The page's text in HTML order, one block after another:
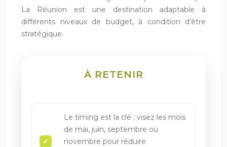
La Réunion est une destination adaptable à
différents niveaux de budget, à condition d’être
stratégique.
À RETENIR
Le timing est la clé : visez les mois
de mai, juin, septembre ou
novembre pour réduire